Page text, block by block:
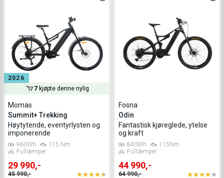
2026
7kjøpte denne nylig
Momas
Summit+ Trekking
Høytytende, eventyrlysten og
imponerende
960Wh
115 Nm
Fulldemper
29 990,-
45 990,-
Fosna
Odin
Fantastisk kjøreglede, ytelse
og kraft
840Wh
115Nm
Fulldemper
44 990,-
64 990,-